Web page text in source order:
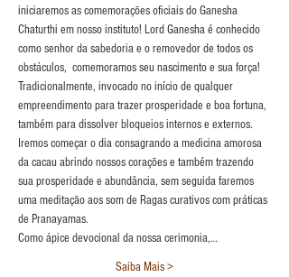
iniciaremos as comemorações oficiais do Ganesha
Chaturthi em nosso instituto! Lord Ganesha é conhecido
como senhor da sabedoria e o removedor de todos os
obstáculos,  comemoramos seu nascimento e sua força!
Tradicionalmente, invocado no início de qualquer
empreendimento para trazer prosperidade e boa fortuna,
também para dissolver bloqueios internos e externos.
Iremos começar o dia consagrando a medicina amorosa
da cacau abrindo nossos corações e também trazendo
sua prosperidade e abundância, sem seguida faremos
uma meditação aos som de Ragas curativos com práticas
de Pranayamas.
Como ápice devocional da nossa cerimonia,…
Saiba Mais >